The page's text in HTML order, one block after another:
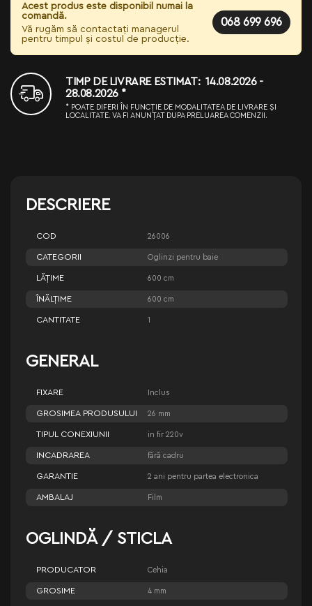
Acest produs este disponibil numai la
comandă.
Vă rugăm să contactați managerul
pentru timpul și costul de producție.
068 699 696
TIMP DE LIVRARE ESTIMAT: 14.08.2026 -
28.08.2026 *
* POATE DIFERI ÎN FUNCȚIE DE MODALITATEA DE LIVRARE ȘI
LOCALITATE. VA FI ANUNȚAT DUPA PRELUAREA COMENZII.
DESCRIERE
COD 26006
CATEGORII Oglinzi pentru baie
LĂŢIME 600 cm
ÎNĂLŢIME 600 cm
CANTITATE 1
GENERAL
FIXARE Inclus
GROSIMEA PRODUSULUI 26 mm
TIPUL CONEXIUNII in fir 220v
INCADRAREA fără cadru
GARANTIE 2 ani pentru partea electronica
AMBALAJ Film
OGLINDĂ / STICLA
PRODUCATOR Cehia
GROSIME 4 mm